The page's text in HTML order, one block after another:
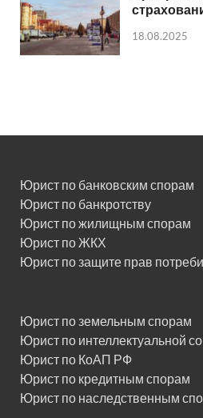
18.08.2025
Юрист по банковским спорам
Юрист по банкротству
Юрист по жилищным спорам
Юрист по ЖКХ
Юрист по защите прав
Юрист по земельным спорам
Юрист по интеллектуальной
Юрист по КоАП РФ
Юрист по кредитным спорам
Юрист по наследственным